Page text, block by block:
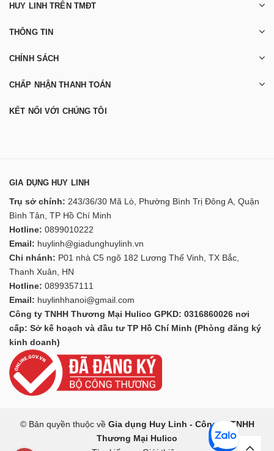
HUY LINH TRÊN TMĐT
THÔNG TIN
CHÍNH SÁCH
CHẤP NHẬN THANH TOÁN
KẾT NỐI VỚI CHÚNG TÔI
GIA DỤNG HUY LINH
Trụ sở chính: 243/36/30 Mã Lò, Phường Bình Trị Đông A, Quận
Bình Tân, TP Hồ Chí Minh
Hotline: 0899010222
Email: huylinh@giadunghuylinh.vn
Chi nhánh: P01 nhà C5 ngõ 182 Lương Thế Vinh, TX Bắc,
Thanh Xuân, HN
Hotline: 0899357111
Email: huylinhhanoi@gmail.com
Công ty TNHH Thương Mại Hulico GPKD: 0316860026 nơi
cấp: Sở kế hoạch và đầu tư TP Hồ Chí Minh (Phòng đăng ký
kinh doanh)
© Bản quyền thuộc về Gia dụng Huy Linh - Công ty TNHH
Thương Mại Hulico